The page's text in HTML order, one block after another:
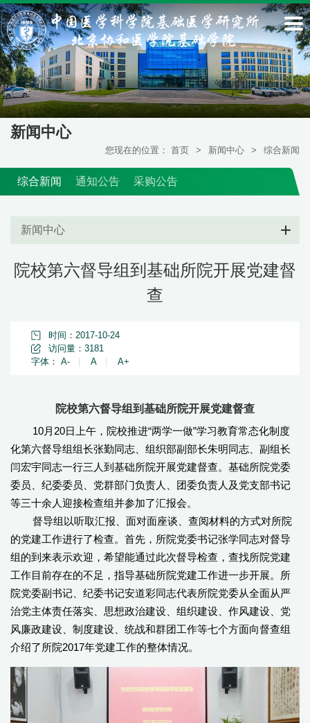
新闻中心
您现在的位置： 首页 > 新闻中心 > 综合新闻
综合新闻 通知公告 采购公告
新闻中心
院校第六督导组到基础所院开展党建督
查
时间：2017-10-24
访问量： 3181
字体： A- A A+
院校第六督导组到基础所院开展党建督查
10月20日上午，院校推进“两学一做”学习教育常态化制度
化第六督导组组长张勤同志、组织部副部长朱明同志、副组长
闫宏宇同志一行三人到基础所院开展党建督查。基础所院党委
委员、纪委委员、党群部门负责人、团委负责人及党支部书记
等三十余人迎接检查组并参加了汇报会。
督导组以听取汇报、面对面座谈、查阅材料的方式对所院
的党建工作进行了检查。首先，所院党委书记张学同志对督导
组的到来表示欢迎，希望能通过此次督导检查，查找所院党建
工作目前存在的不足，指导基础所院党建工作进一步开展。所
院党委副书记、纪委书记安道彩同志代表所院党委从全面从严
治党主体责任落实、思想政治建设、组织建设、作风建设、党
风廉政建设、制度建设、统战和群团工作等七个方面向督查组
介绍了所院2017年党建工作的整体情况。